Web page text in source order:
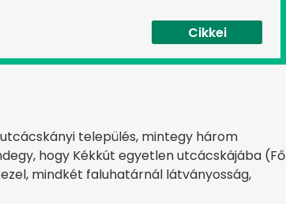
Cikkei
település, mintegy három
hogy Kékkút egyetlen utcácskájába (Fő
mindkét faluhatárnál látványosság,